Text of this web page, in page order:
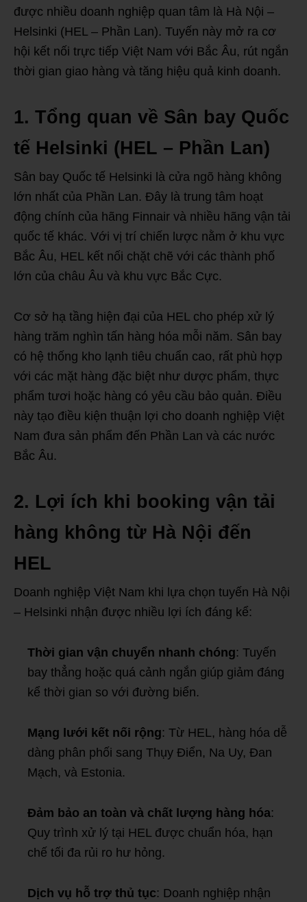
được nhiều doanh nghiệp quan tâm là Hà Nội –
Helsinki (HEL – Phần Lan). Tuyến này mở ra cơ
hội kết nối trực tiếp Việt Nam với Bắc Âu, rút ngắn
thời gian giao hàng và tăng hiệu quả kinh doanh.
1. Tổng quan về Sân bay Quốc
tế Helsinki (HEL – Phần Lan)
Sân bay Quốc tế Helsinki là cửa ngõ hàng không
lớn nhất của Phần Lan. Đây là trung tâm hoạt
động chính của hãng Finnair và nhiều hãng vận tải
quốc tế khác. Với vị trí chiến lược nằm ở khu vực
Bắc Âu, HEL kết nối chặt chẽ với các thành phố
lớn của châu Âu và khu vực Bắc Cực.
Cơ sở hạ tầng hiện đại của HEL cho phép xử lý
hàng trăm nghìn tấn hàng hóa mỗi năm. Sân bay
có hệ thống kho lạnh tiêu chuẩn cao, rất phù hợp
với các mặt hàng đặc biệt như dược phẩm, thực
phẩm tươi hoặc hàng có yêu cầu bảo quản. Điều
này tạo điều kiện thuận lợi cho doanh nghiệp Việt
Nam đưa sản phẩm đến Phần Lan và các nước
Bắc Âu.
2. Lợi ích khi booking vận tải
hàng không từ Hà Nội đến
HEL
Doanh nghiệp Việt Nam khi lựa chọn tuyến Hà Nội
– Helsinki nhận được nhiều lợi ích đáng kể:
Thời gian vận chuyển nhanh chóng: Tuyến
bay thẳng hoặc quá cảnh ngắn giúp giảm đáng
kể thời gian so với đường biển.
Mạng lưới kết nối rộng: Từ HEL, hàng hóa dễ
dàng phân phối sang Thụy Điển, Na Uy, Đan
Mạch, và Estonia.
Đảm bảo an toàn và chất lượng hàng hóa:
Quy trình xử lý tại HEL được chuẩn hóa, hạn
chế tối đa rủi ro hư hỏng.
Dịch vụ hỗ trợ thủ tục: Doanh nghiệp nhận